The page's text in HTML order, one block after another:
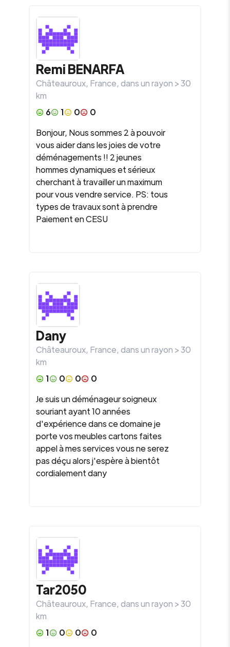
RemiBENARFA
Châteauroux, France, dans un rayon >30
km
6
1 0
0
Bonjour, Nous sommes 2 à pouvoir
vous aider dans les joies de votre
déménagements !! 2 jeunes
hommes dynamiques et sérieux
cherchant à travailler un maximum
pour vous vendre service. PS: tous
types de travaux sont à prendre
Paiement en CESU
Dany
Châteauroux, France, dans un rayon >30
km
1
0 0
0
Je suis un déménageur soigneux
souriant ayant 10 années
d'expérience dans ce domaine je
porte vos meubles cartons faites
appel à mes services vous ne serez
pas déçu alors j'espère à bientôt
cordialement dany
Tar2050
Châteauroux, France, dans un rayon >30
km
1
0 0 0